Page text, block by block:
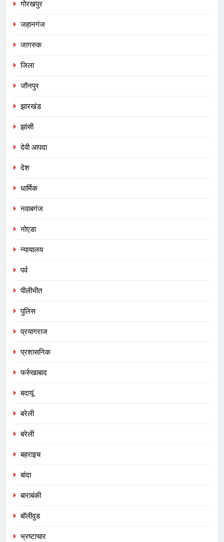
गोरखपुर
जहानगंज
जागरुक
जिला
जौनपुर
झारखंड
झांसी
देवी आपदा
देश
धार्मिक
नवाबगंज
नोएडा
न्यायालय
पर्व
पीलीभीत
पुलिस
प्रयागराज
प्रशासनिक
फर्रुखाबाद
बदायूं
बरेली
बरेली
बहराइच
बांदा
बाराबंकी
बॉलीवुड
भ्रष्टाचार